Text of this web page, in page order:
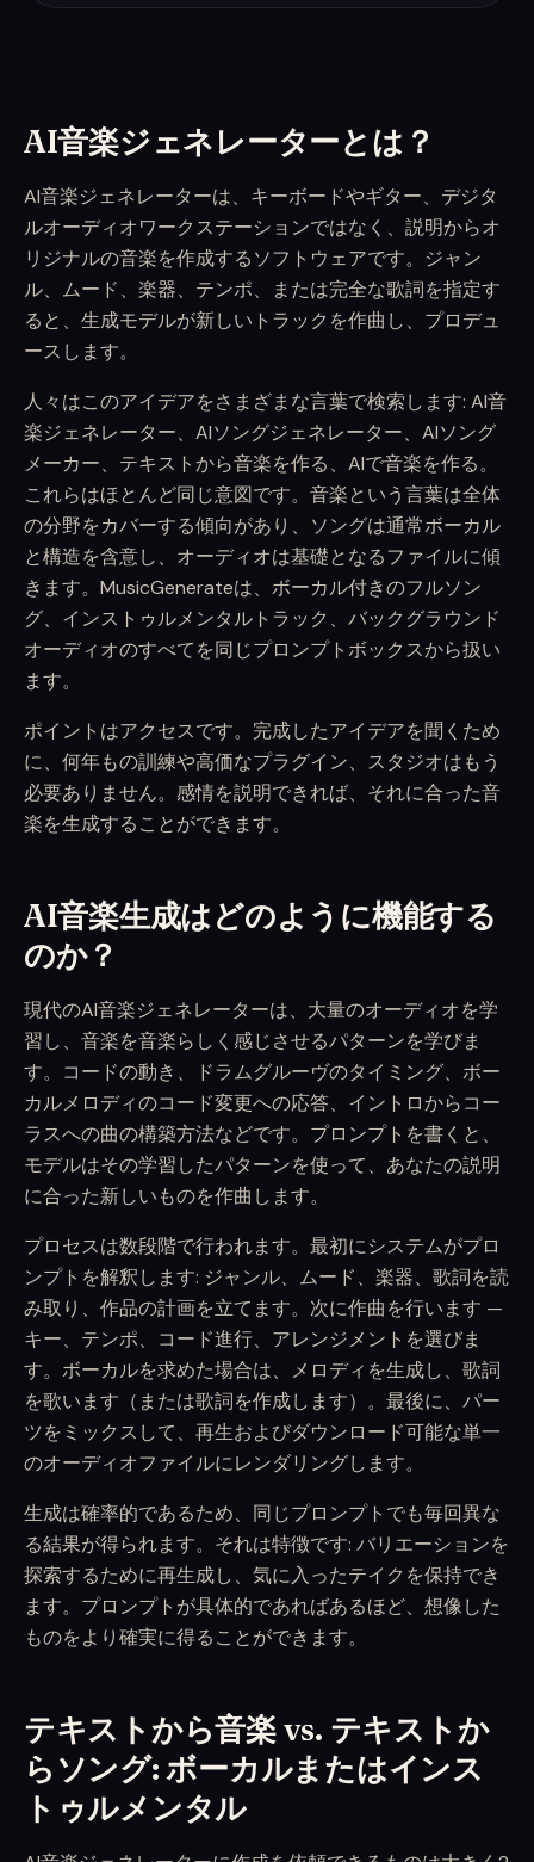
AI音楽ジェネレーターとは？
AI音楽ジェネレーターは、キーボードやギター、デジタ
ルオーディオワークステーションではなく、説明からオ
リジナルの音楽を作成するソフトウェアです。ジャン
ル、ムード、楽器、テンポ、または完全な歌詞を指定す
ると、生成モデルが新しいトラックを作曲し、プロデュ
ースします。
人々はこのアイデアをさまざまな言葉で検索します: AI音
楽ジェネレーター、AIソングジェネレーター、AIソング
メーカー、テキストから音楽を作る、AIで音楽を作る。
これらはほとんど同じ意図です。音楽という言葉は全体
の分野をカバーする傾向があり、ソングは通常ボーカル
と構造を含意し、オーディオは基礎となるファイルに傾
きます。MusicGenerateは、ボーカル付きのフルソン
グ、インストゥルメンタルトラック、バックグラウンド
オーディオのすべてを同じプロンプトボックスから扱い
ます。
ポイントはアクセスです。完成したアイデアを聞くため
に、何年もの訓練や高価なプラグイン、スタジオはもう
必要ありません。感情を説明できれば、それに合った音
楽を生成することができます。
AI音楽生成はどのように機能する
のか？
現代のAI音楽ジェネレーターは、大量のオーディオを学
習し、音楽を音楽らしく感じさせるパターンを学びま
す。コードの動き、ドラムグルーヴのタイミング、ボー
カルメロディのコード変更への応答、イントロからコー
ラスへの曲の構築方法などです。プロンプトを書くと、
モデルはその学習したパターンを使って、あなたの説明
に合った新しいものを作曲します。
プロセスは数段階で行われます。最初にシステムがプロ
ンプトを解釈します: ジャンル、ムード、楽器、歌詞を読
み取り、作品の計画を立てます。次に作曲を行います —
キー、テンポ、コード進行、アレンジメントを選びま
す。ボーカルを求めた場合は、メロディを生成し、歌詞
を歌います（または歌詞を作成します）。最後に、パー
ツをミックスして、再生およびダウンロード可能な単一
のオーディオファイルにレンダリングします。
生成は確率的であるため、同じプロンプトでも毎回異な
る結果が得られます。それは特徴です: バリエーションを
探索するために再生成し、気に入ったテイクを保持でき
ます。プロンプトが具体的であればあるほど、想像した
ものをより確実に得ることができます。
テキストから音楽 vs. テキストか
らソング: ボーカルまたはインス
トゥルメンタル